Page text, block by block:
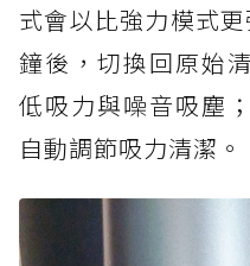
式會以比強力模式
鐘後，切換回原始
低吸力與噪音吸塵
自動調節吸力清潔。